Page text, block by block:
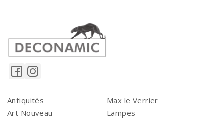
Antiquités
Art Nouveau
Max le Verrier
Lampes